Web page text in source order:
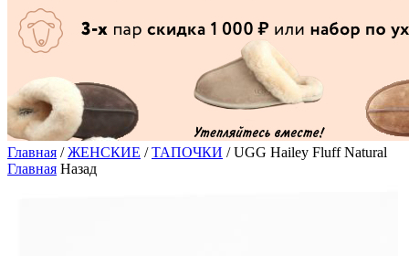
Главная /ЖЕНСКИЕ /ТАПОЧКИ / UGG Hailey Fluff Natural
Главная Назад